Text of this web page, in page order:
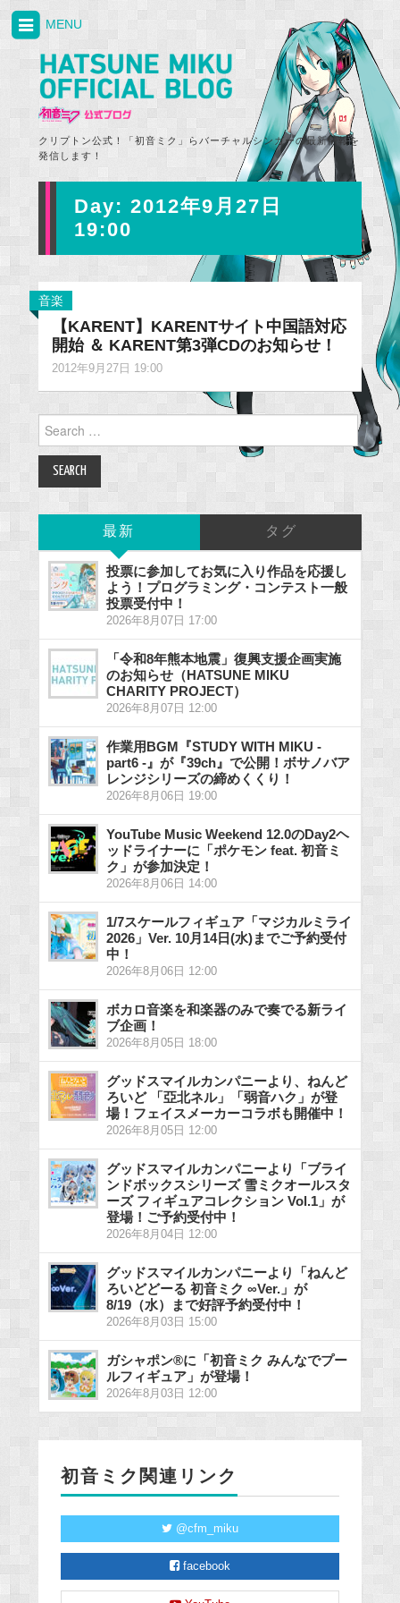
クリプトン公式！「初音ミク」らバーチャルシンガーの最新情報を
発信します！
MENU
Day: 2012年9月27日
19:00
音楽
【KARENT】KARENTサイト中国語対応
開始 ＆ KARENT第3弾CDのお知らせ！
2012年9月27日 19:00
Search
for:
最新 タグ
投票に参加してお気に入り作品を応援し
よう！プログラミング・コンテスト一般
投票受付中！
2026年8月07日 17:00
「令和8年熊本地震」復興支援企画実施
のお知らせ（HATSUNE MIKU
CHARITY PROJECT）
2026年8月07日 12:00
作業用BGM『STUDY WITH MIKU -
part6 -』が『39ch』で公開！ボサノバア
レンジシリーズの締めくくり！
2026年8月06日 19:00
YouTube Music Weekend 12.0のDay2ヘ
ッドライナーに「ポケモン feat. 初音ミ
ク」が参加決定！
2026年8月06日 14:00
1/7スケールフィギュア「マジカルミライ
2026」Ver. 10月14日(水)までご予約受付
中！
2026年8月06日 12:00
ボカロ音楽を和楽器のみで奏でる新ライ
ブ企画！
2026年8月05日 18:00
グッドスマイルカンパニーより、ねんど
ろいど 「亞北ネル」「弱音ハク」が登
場！フェイスメーカーコラボも開催中！
2026年8月05日 12:00
グッドスマイルカンパニーより「ブライ
ンドボックスシリーズ 雪ミクオールスタ
ーズ フィギュアコレクション Vol.1」が
登場！ご予約受付中！
2026年8月04日 12:00
グッドスマイルカンパニーより「ねんど
ろいどどーる 初音ミク ∞Ver.」が
8/19（水）まで好評予約受付中！
2026年8月03日 15:00
ガシャポン®に「初音ミク みんなでプー
ルフィギュア」が登場！
2026年8月03日 12:00
初音ミク関連リンク
@cfm_miku
facebook